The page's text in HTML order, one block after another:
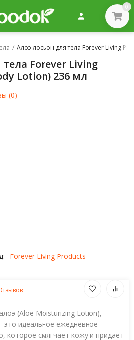
0
/ Алоэ лосьон для тела Forever Living
Forever Living
Lotion) 236 мл
(0)
Forever Living Products
(Aloe Moisturizing Lotion),
это идеальное ежедневное
которое смягчает кожу и придаёт